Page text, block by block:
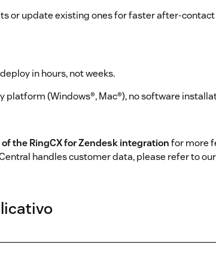
or update existing ones for faster after-contact
in hours, not weeks.
platform (Windows®, Mac®), no software
the RingCX for Zendesk integrationfor more
handles customer data, please refer to our